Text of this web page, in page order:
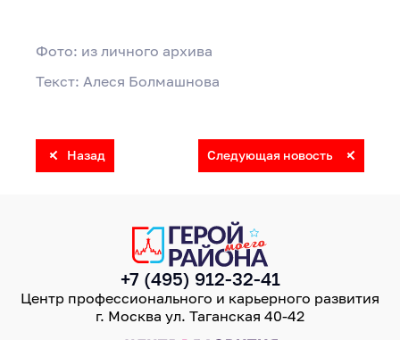
Фото: из личного архива
Текст: Алеся Болмашнова
Назад Следующая новость
+7 (495) 912-32-41
Центр профессионального и карьерного развития
г. Москва ул. Таганская 40-42